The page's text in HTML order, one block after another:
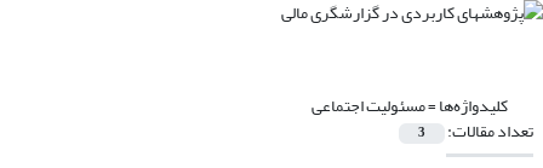
کلیدواژه‌ها =مسئولیت اجتماعی
تعداد مقالات: 3